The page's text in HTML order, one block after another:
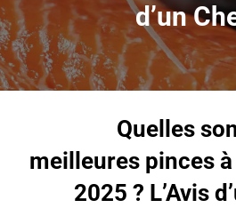
d’un
Quelles
meilleures pinces
2025 ? L’Avis